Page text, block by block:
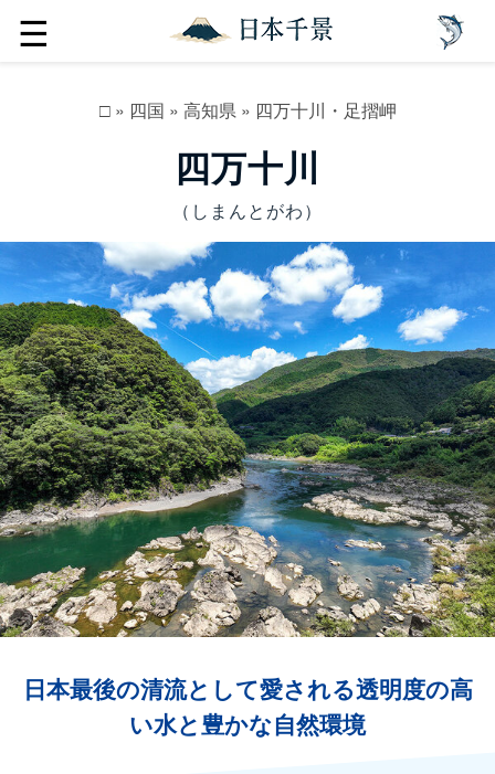
☰
□» 四国 » 高知県» 四万十川・足摺岬
四万十川
（しまんとがわ）
日本最後の清流として愛される透明度の高
い水と豊かな自然環境